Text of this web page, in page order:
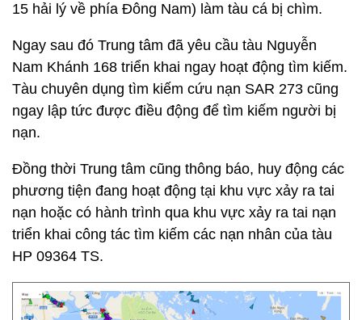
15 hải lý về phía Đông Nam) làm tàu cá bị chìm.
Ngay sau đó Trung tâm đã yêu cầu tàu Nguyễn
Nam Khánh 168 triển khai ngay hoạt động tìm kiếm.
Tàu chuyên dụng tìm kiếm cứu nạn SAR 273 cũng
ngay lập tức được điều động để tìm kiếm người bị
nạn.
Đồng thời Trung tâm cũng thông báo, huy động các
phương tiện đang hoạt động tại khu vực xảy ra tai
nạn hoặc có hành trình qua khu vực xảy ra tai nạn
triển khai công tác tìm kiếm các nạn nhân của tàu
HP 09364 TS.